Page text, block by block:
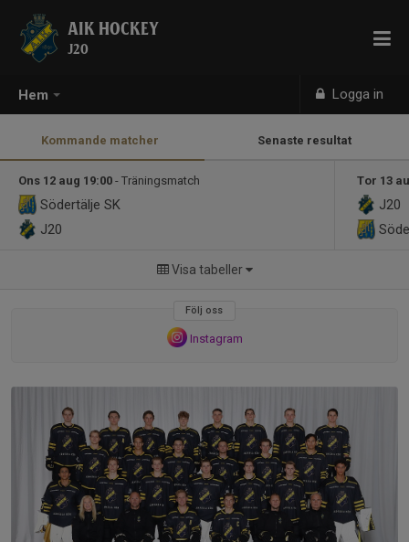
Hem Logga in
AIK HOCKEY
J20
Kommande matcher Senaste resultat
Ons 12 aug 19:00 - Träningsmatch
Södertälje SK
J20
Tor 13
J20
Visa tabeller
Följ oss
Instagram